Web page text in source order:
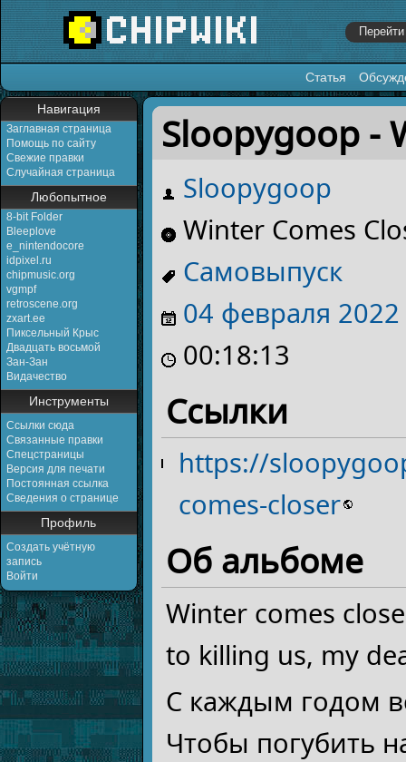
Статья
Навигация
Заглавная страница
Помощь по сайту
Свежие правки
Случайная страница
Любопытное
8-bit Folder
Bleeplove
e_nintendocore
idpixel.ru
chipmusic.org
vgmpf
retroscene.org
zxart.ee
Пиксельный Крыс
Двадцать восьмой
Зан-Зан
Видачество
Инструменты
Ссылки сюда
Связанные правки
Спецстраницы
Версия для печати
Постоянная ссылка
Сведения о странице
Профиль
Создать учётную
запись
Войти
Перейти к:навигация,поиск
Sloopygoop -
Sloopygoop
Winter Comes
Самовыпуск
04 февраля 2022
00:18:13
Ссылки
https://
comes-closer
Об альбоме
Winter comes
to killing us, my
С каждым годом
Чтобы погубить